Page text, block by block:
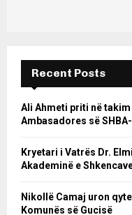
Recent Posts
Ali Ahmeti priti në
Ambasadores së
Kryetari i Vatrës Dr.
Akademinë e
Nikollë Camaj uron
Komunës së Gucisë